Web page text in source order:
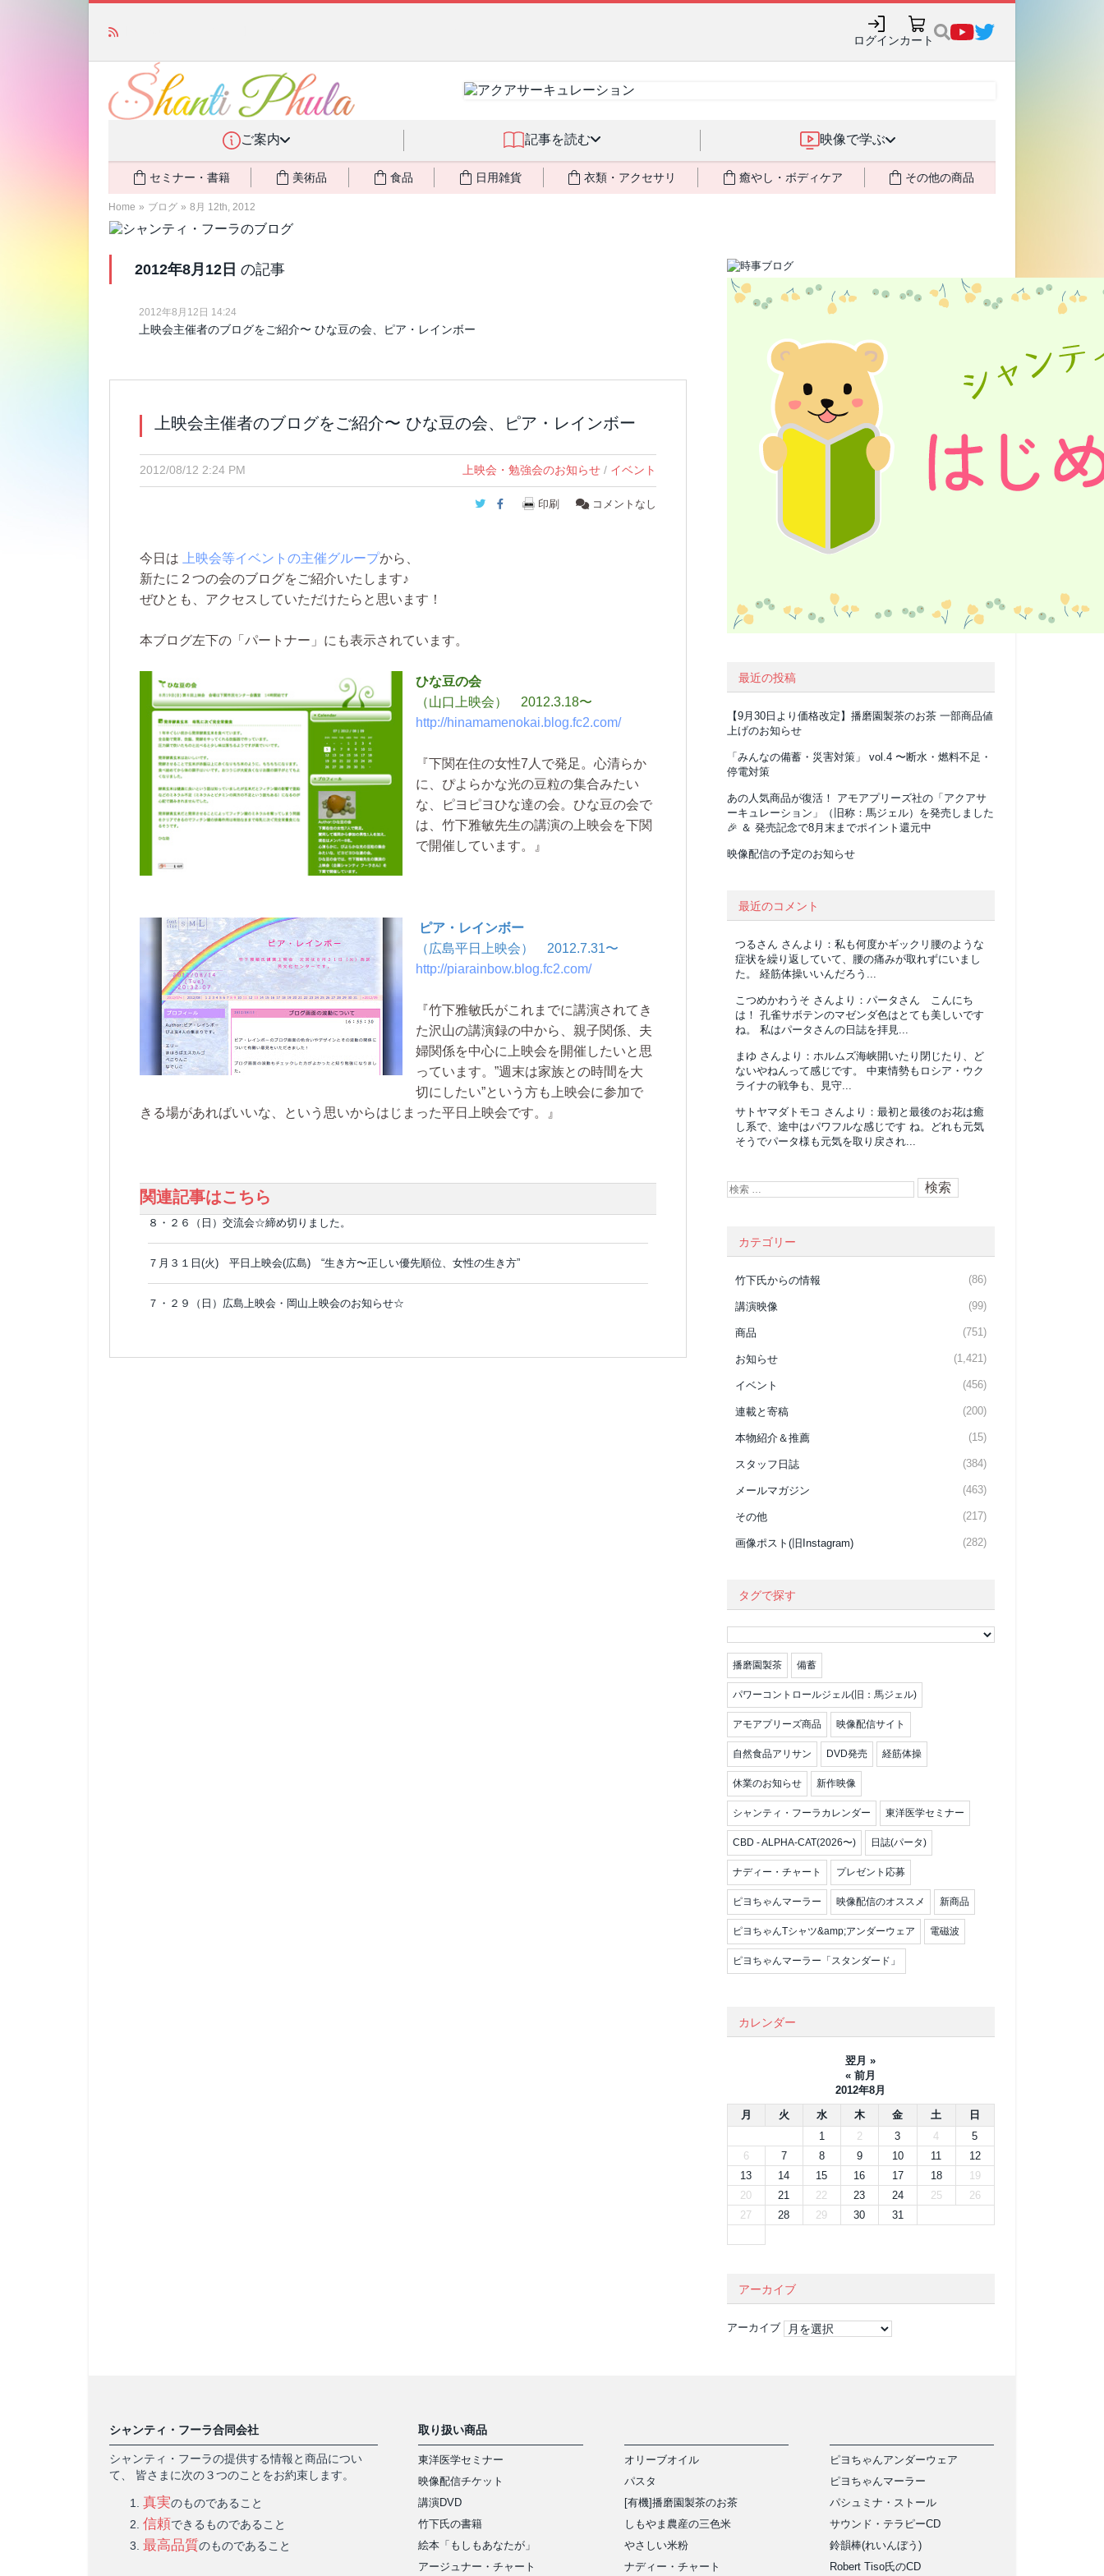
ログインカート
ご案内 記事を読む 映像で学ぶ
セミナー・書籍 美術品 食品 日用雑貨 衣類・アクセサリ 癒やし・ボディケア その他の商品
Home » ブログ » 8月 12th, 2012
2012年8月12日 の記事
2012年8月12日 14:24
上映会主催者のブログをご紹介〜 ひな豆の会、ピア・レインボー
上映会主催者のブログをご紹介〜 ひな豆の会、ピア・レインボー
2012/08/12 2:24 PM 上映会・勉強会のお知らせ/ イベント
Twitter
Facebook
印刷 コメントなし
今日は 上映会等イベントの主催グループから、
新たに２つの会のブログをご紹介いたします♪
ぜひとも、アクセスしていただけたらと思います！
本ブログ左下の「パートナー」にも表示されています。
ひな豆の会
（山口上映会） 2012.3.18〜
http://hinamamenokai.blog.fc2.com/
『下関在住の女性7人で発足。心清らか
に、ぴよらかな光の豆粒の集合みたい
な、ピヨピヨひな達の会。ひな豆の会で
は、竹下雅敏先生の講演の上映会を下関
で開催しています。』
ピア・レインボー
（広島平日上映会） 2012.7.31〜
http://piarainbow.blog.fc2.com/
『竹下雅敏氏がこれまでに講演されてき
た沢山の講演録の中から、親子関係、夫
婦関係を中心に上映会を開催したいと思
っています。”週末は家族との時間を大
切にしたい”という方も上映会に参加で
きる場があればいいな、という思いからはじまった平日上映会です。』
関連記事はこちら
８・２６（日）交流会☆締め切りました。
７月３１日(火) 平日上映会(広島) “生き方〜正しい優先順位、女性の生き方”
７・２９（日）広島上映会・岡山上映会のお知らせ☆
最近の投稿
【9月30日より価格改定】播磨園製茶のお茶 一部商品値
上げのお知らせ
「みんなの備蓄・災害対策」 vol.4 〜断水・燃料不足・
停電対策
あの人気商品が復活！ アモアプリーズ社の「アクアサ
ーキュレーション」（旧称：馬ジェル）を発売しました
🎉 ＆ 発売記念で8月末までポイント還元中
映像配信の予定のお知らせ
最近のコメント
つるさん さんより： 私も何度かギックリ腰のような
症状を繰り返していて、腰の痛みが取れずにいまし
た。 経筋体操いいんだろう...
こつめかわうそ さんより： パータさん こんにち
は！ 孔雀サボテンのマゼンダ色はとても美しいです
ね。 私はパータさんの日誌を拝見...
まゆ さんより： ホルムズ海峡開いたり閉じたり、ど
ないやねんって感じです。 中東情勢もロシア・ウク
ライナの戦争も、見守...
サトヤマダトモコ さんより： 最初と最後のお花は癒
し系で、途中はパワフルな感じです ね。どれも元気
そうでパータ様も元気を取り戻され...
カテゴリー
竹下氏からの情報 (86)
講演映像 (99)
商品 (751)
お知らせ (1,421)
イベント (456)
連載と寄稿 (200)
本物紹介＆推薦 (15)
スタッフ日誌 (384)
メールマガジン (463)
その他 (217)
画像ポスト(旧Instagram) (282)
タグで探す
播磨園製茶 備蓄
パワーコントロールジェル(旧：馬ジェル)
アモアプリーズ商品 映像配信サイト
自然食品アリサン DVD発売 経筋体操
休業のお知らせ 新作映像
シャンティ・フーラカレンダー 東洋医学セミナー
CBD - ALPHA-CAT(2026〜) 日誌(パータ)
ナディー・チャート プレゼント応募
ピヨちゃんマーラー 映像配信のオススメ 新商品
ピヨちゃんTシャツ&amp;アンダーウェア 電磁波
ピヨちゃんマーラー「スタンダード」
カレンダー
翌月 »
« 前月
2012年8月
月
火 水 木 金 土
日
1
2 3 4
5
6
7 8 9 10 11
12
13
14 15 16 17 18
19
20
21 22 23 24 25
26
27
28 29 30 31
アーカイブ
アーカイブ
シャンティ・フーラ合同会社
シャンティ・フーラの提供する情報と商品につい
て、 皆さまに次の３つのことをお約束します。
真実のものであること
信頼できるものであること
最高品質のものであること
取り扱い商品
東洋医学セミナー
映像配信チケット
講演DVD
竹下氏の書籍
絵本「もしもあなたが」
アージュナー・チャート
オリーブオイル
パスタ
[有機]播磨園製茶のお茶
しもやま農産の三色米
やさしい米粉
ナディー・チャート
ピヨちゃんアンダーウェア
ピヨちゃんマーラー
パシュミナ・ストール
サウンド・テラピーCD
鈴韻棒(れいんぼう)
Robert Tiso氏のCD